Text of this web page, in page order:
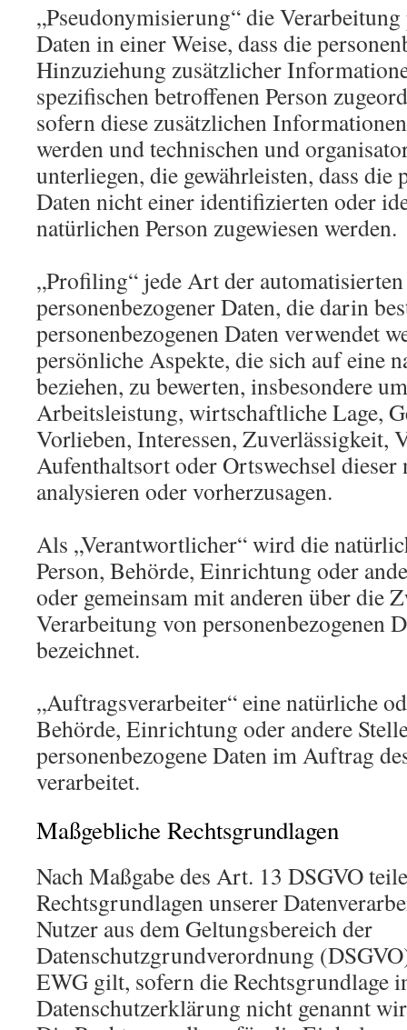
„Pseudonymisierung“ die Verarbeitung
Daten in einer Weise, dass die
Hinzuziehung zusätzlicher
spezifischen betroffenen Person
sofern diese zusätzlichen
werden und technischen und
unterliegen, die gewährleisten, dass die
Daten nicht einer identifizierten oder
natürlichen Person zugewiesen werden.
„Profiling“ jede Art der
personenbezogener Daten, die darin
personenbezogenen Daten verwendet
persönliche Aspekte, die sich auf eine
beziehen, zu bewerten, insbesondere
Arbeitsleistung, wirtschaftliche Lage,
Vorlieben, Interessen, Zuverlässigkeit,
Aufenthaltsort oder Ortswechsel dieser
analysieren oder vorherzusagen.
Als „Verantwortlicher“ wird die
Person, Behörde, Einrichtung oder
oder gemeinsam mit anderen über die
Verarbeitung von personenbezogenen
bezeichnet.
„Auftragsverarbeiter“ eine natürliche
Behörde, Einrichtung oder andere
personenbezogene Daten im Auftrag
verarbeitet.
Maßgebliche Rechtsgrundlagen
Nach Maßgabe des Art. 13 DSGVO
Rechtsgrundlagen unserer
Nutzer aus dem Geltungsbereich der
Datenschutzgrundverordnung
EWG gilt, sofern die Rechtsgrundlage
Datenschutzerklärung nicht genannt